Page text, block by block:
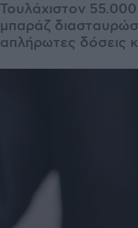
Τουλάχιστον
μπαράζ
απλήρωτες δόσεις